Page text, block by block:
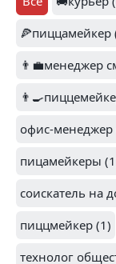
🍕пиццамейкер
👨‍💼менеджер
офис-менеджер
пицамейкеры
соискатель на
пиццмейкер (1)
технолог